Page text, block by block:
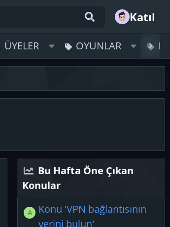
Katıl
ÜYELER OYUNLAR
Bu Hafta Öne Çıkan
Konular
A
Konu 'VPN bağlantısının
yerini bulun'